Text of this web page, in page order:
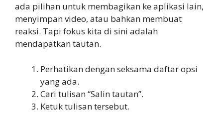
ada pilihan untuk membagikan ke aplikasi lain,
menyimpan video, atau bahkan membuat
reaksi. Tapi fokus kita di sini adalah
mendapatkan tautan.
Perhatikan dengan seksama daftar opsi
yang ada.
Cari tulisan “Salin tautan”.
Ketuk tulisan tersebut.